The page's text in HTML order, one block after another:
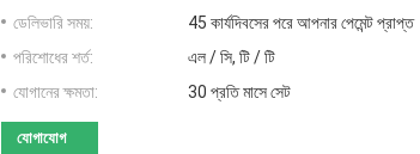
ডেলিভারি সময়:
45 কার্যদিবসের পরে আপনার পেমেন্ট প্রাপ্ত
পরিশোধের শর্ত:
এল / সি, টি / টি
যোগানের ক্ষমতা:
30 প্রতি মাসে সেট
যোগাযোগ